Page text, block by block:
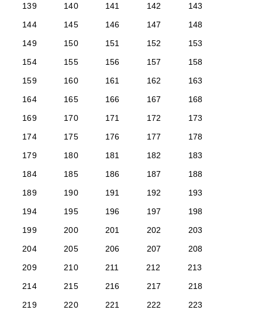
139
140 141 142
143
144
145 146 147
148
149
150 151 152
153
154
155 156 157
158
159
160 161 162
163
164
165 166 167
168
169
170 171 172
173
174
175 176 177
178
179
180 181 182
183
184
185 186 187
188
189
190 191 192
193
194
195 196 197
198
199
200 201 202
203
204
205 206 207
208
209
210 211 212
213
214
215 216 217
218
219
220 221 222
223